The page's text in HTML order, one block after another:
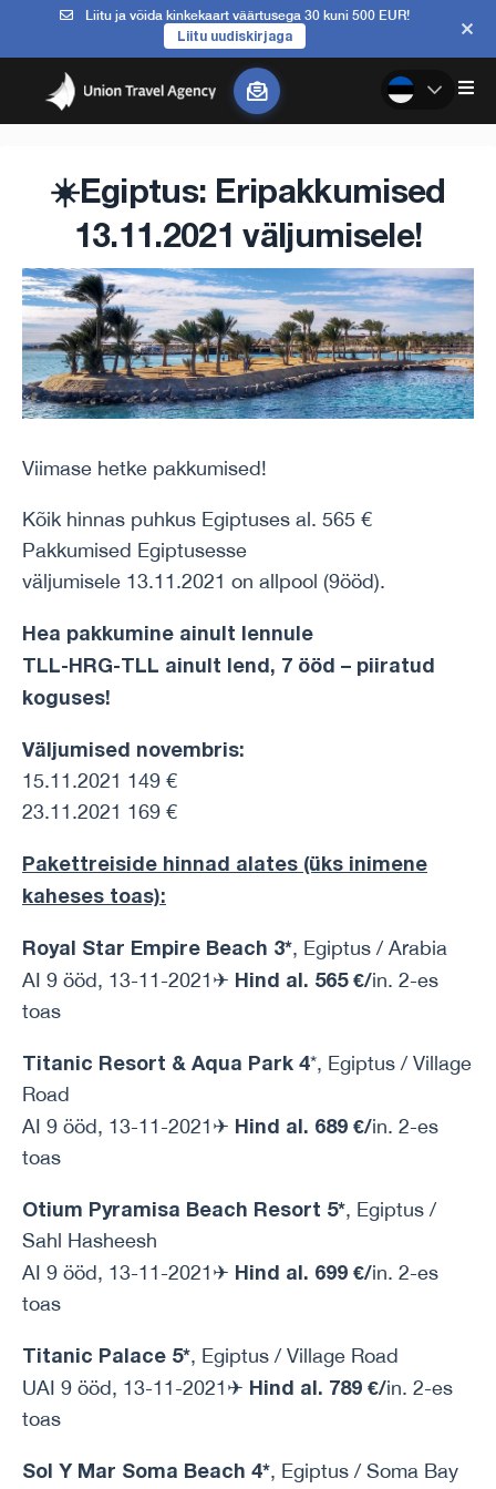
Liitu ja võida kinkekaart väärtusega 30 kuni 500 EUR!
Liitu uudiskirjaga
☀️Egiptus: Eripakkumised
13.11.2021 väljumisele!
Viimase hetke pakkumised!
Kõik hinnas puhkus Egiptuses al. 565 €
Pakkumised Egiptusesse
väljumisele 13.11.2021 on allpool (9ööd).
Hea pakkumine ainult lennule
TLL-HRG-TLL ainult lend, 7 ööd – piiratud
koguses!
Väljumised novembris:
15.11.2021 149 €
23.11.2021 169 €
Pakettreiside hinnad alates (üks inimene
kaheses toas):
Royal Star Empire Beach 3*, Egiptus / Arabia
AI 9 ööd, 13-11-2021✈ Hind al. 565 €/in. 2-es
toas
Titanic Resort & Aqua Park 4*, Egiptus / Village
Road
AI 9 ööd, 13-11-2021✈ Hind al. 689 €/in. 2-es
toas
Otium Pyramisa Beach Resort 5*, Egiptus /
Sahl Hasheesh
AI 9 ööd, 13-11-2021✈ Hind al. 699 €/in. 2-es
toas
Titanic Palace 5*, Egiptus / Village Road
UAI 9 ööd, 13-11-2021✈ Hind al. 789 €/in. 2-es
toas
Sol Y Mar Soma Beach 4*, Egiptus / Soma Bay